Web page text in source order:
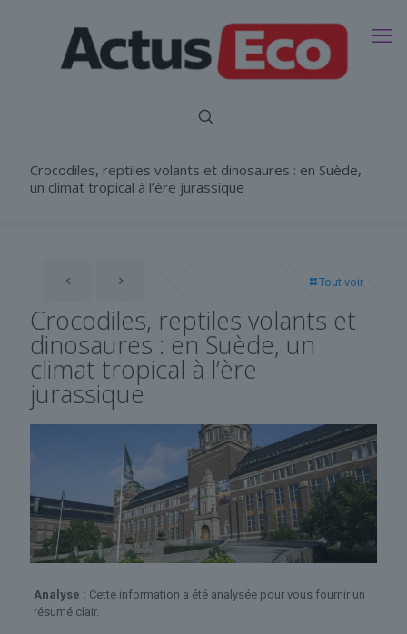
Crocodiles, reptiles volants et dinosaures : en Suède,
un climat tropical à l’ère jurassique
Tout voir
Crocodiles, reptiles volants et
dinosaures : en Suède, un
climat tropical à l’ère
jurassique
Analyse : Cette information a été analysée pour vous fournir un
résumé clair.